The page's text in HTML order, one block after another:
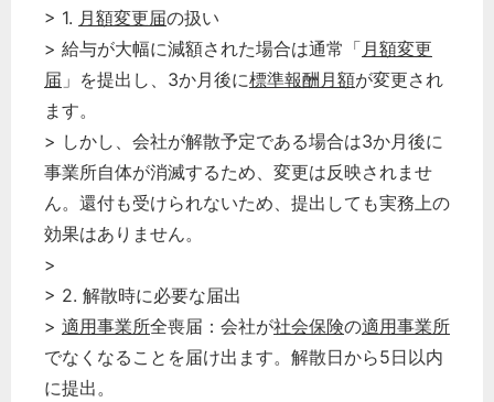
> 1. 月額変更届の扱い
> 給与が大幅に減額された場合は通常「月額変更
届 」を提出し、3か月後に標準報酬月額が変更され
ます。
> しかし、会社が解散予定である場合は3か月後に
事業所自体が消滅するため、変更は反映されませ
ん。還付も受けられないため、提出しても実務上の
効果はありません。
>
> 2. 解散時に必要な届出
> 適用事業所全喪届：会社が社会保険の適用事業所
でなくなることを届け出ます。解散日から5日以内
に提出。